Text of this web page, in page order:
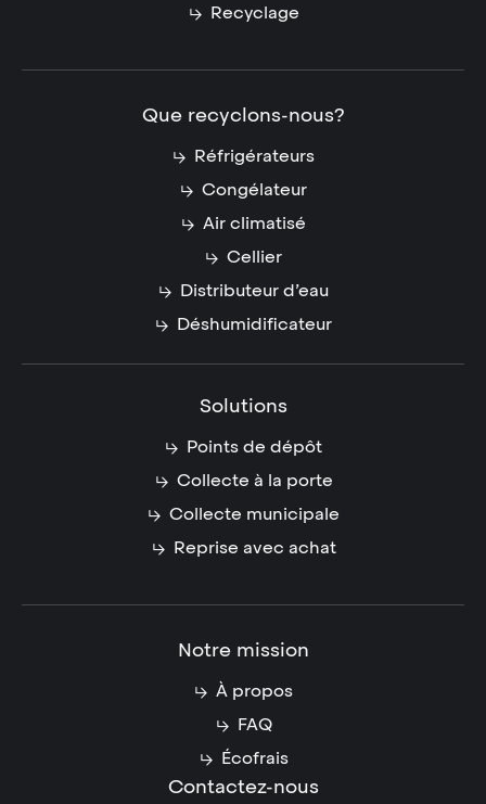
Recyclage
Que recyclons-nous?
Réfrigérateurs
Congélateur
Air climatisé
Cellier
Distributeur d’eau
Déshumidificateur
Solutions
Points de dépôt
Collecte à la porte
Collecte municipale
Reprise avec achat
Notre mission
À propos
FAQ
Écofrais
Contactez-nous